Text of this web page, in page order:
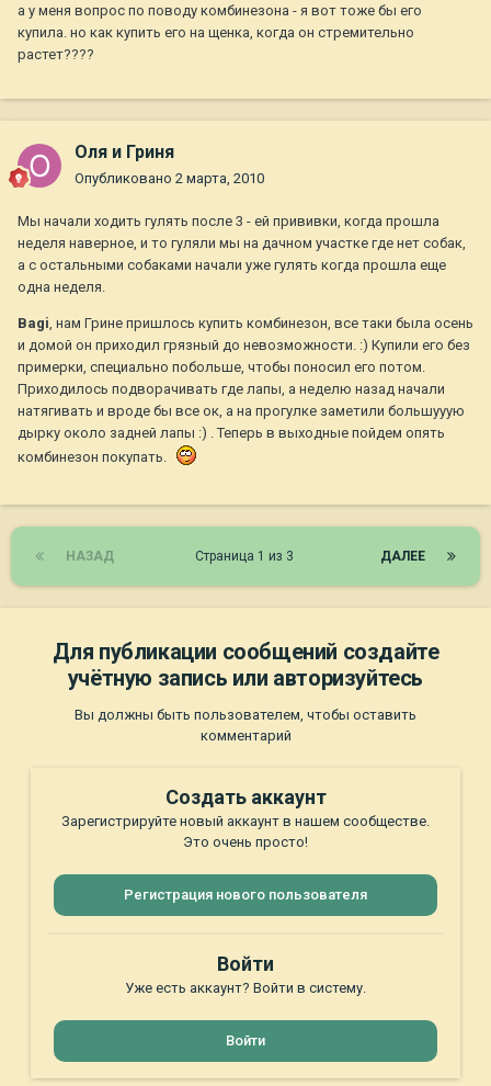
а у меня вопрос по поводу комбинезона - я вот тоже бы его
купила. но как купить его на щенка, когда он стремительно
растет????
Оля и Гриня
Опубликовано 2 марта, 2010
Мы начали ходить гулять после 3 - ей прививки, когда прошла
неделя наверное, и то гуляли мы на дачном участке где нет собак,
а с остальными собаками начали уже гулять когда прошла еще
одна неделя.
Bagi, нам Грине пришлось купить комбинезон, все таки была осень
и домой он приходил грязный до невозможности. :) Купили его без
примерки, специально побольше, чтобы поносил его потом.
Приходилось подворачивать где лапы, а неделю назад начали
натягивать и вроде бы все ок, а на прогулке заметили большууую
дырку около задней лапы :) . Теперь в выходные пойдем опять
комбинезон покупать.
НАЗАД ДАЛЕЕ
Страница 1 из 3
Для публикации сообщений создайте
учётную запись или авторизуйтесь
Вы должны быть пользователем, чтобы оставить
комментарий
Создать аккаунт
Зарегистрируйте новый аккаунт в нашем сообществе.
Это очень просто!
Регистрация нового пользователя
Войти
Уже есть аккаунт? Войти в систему.
Войти